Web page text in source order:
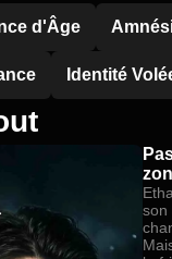
d'Âge
Identité
son